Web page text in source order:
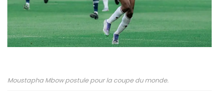
Moustapha Mbow postule pour la coupe du monde.